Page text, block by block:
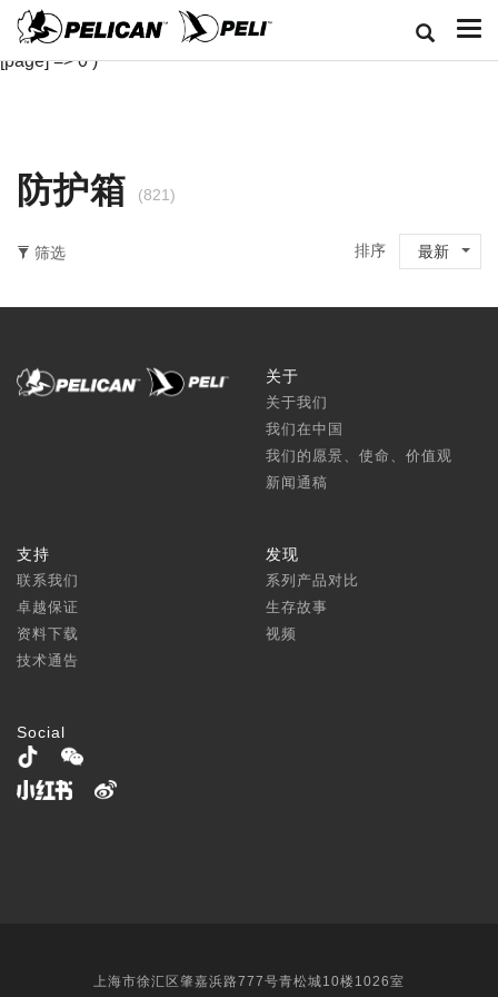
Array ( [classid] => 1 [cj] => 6 [length] => 0-147 [width] => 0-147
[depth] => 0-66 [rl] => 4 [pz] => 0 [cpll] => 4 [bb] => 0 [sort] => 1
[page] => 0 )
防护箱 (821)
筛选 排序 最新
关于
关于我们
我们在中国
我们的愿景、使命、价值观
新闻通稿
支持
联系我们
卓越保证
资料下载
技术通告
发现
系列产品对比
生存故事
视频
Social
上海市徐汇区肇嘉浜路777号青松城10楼1026室